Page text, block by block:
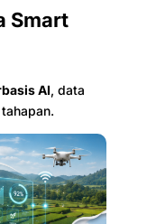
Smart
AI, data